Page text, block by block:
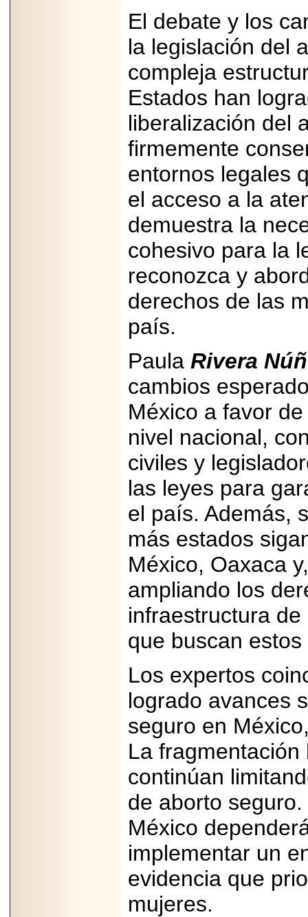
El debate y los
la legislación del
compleja
Estados han
liberalización del
firmemente
entornos legales
el acceso a la
demuestra la
cohesivo para la
reconozca y
derechos de las
país.
Paula Rivera
cambios
México a favor
nivel nacional,
civiles y
las leyes para
el país. Además,
más estados
México, Oaxaca
ampliando los
infraestructura
que buscan
Los expertos
logrado avances
seguro en
La
continúan
de aborto
México
implementar un
evidencia que
mujeres.